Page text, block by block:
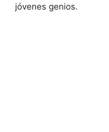
jóvenes genios.